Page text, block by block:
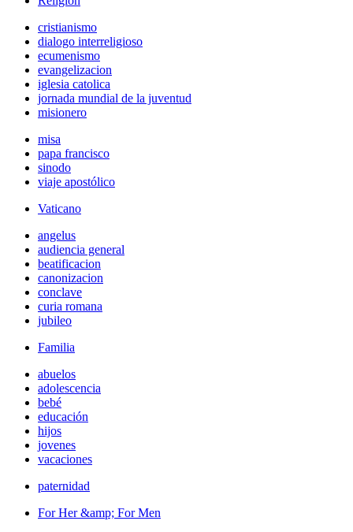
cristianismo
dialogo interreligioso
ecumenismo
evangelizacion
iglesia catolica
jornada mundial de la juventud
misionero
misa
papa francisco
sinodo
viaje apostólico
Vaticano
angelus
audiencia general
beatificacion
canonizacion
conclave
curia romana
jubileo
Familia
abuelos
adolescencia
bebé
educación
hijos
jovenes
vacaciones
paternidad
For Her &amp; For Men